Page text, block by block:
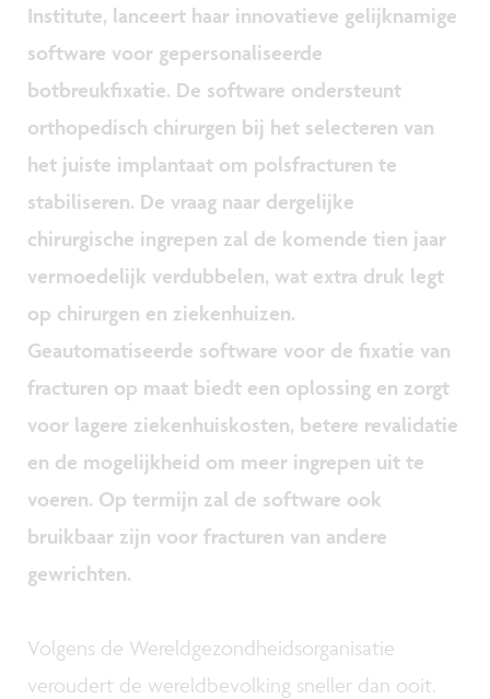
Institute, lanceert haar innovatieve gelijknamige
software voor gepersonaliseerde
botbreukfixatie. De software ondersteunt
orthopedisch chirurgen bij het selecteren van
het juiste implantaat om polsfracturen te
stabiliseren. De vraag naar dergelijke
chirurgische ingrepen zal de komende tien jaar
vermoedelijk verdubbelen, wat extra druk legt
op chirurgen en ziekenhuizen.
Geautomatiseerde software voor de fixatie van
fracturen op maat biedt een oplossing en zorgt
voor lagere ziekenhuiskosten, betere revalidatie
en de mogelijkheid om meer ingrepen uit te
voeren. Op termijn zal de software ook
bruikbaar zijn voor fracturen van andere
gewrichten.
Volgens de Wereldgezondheidsorganisatie
veroudert de wereldbevolking sneller dan ooit.